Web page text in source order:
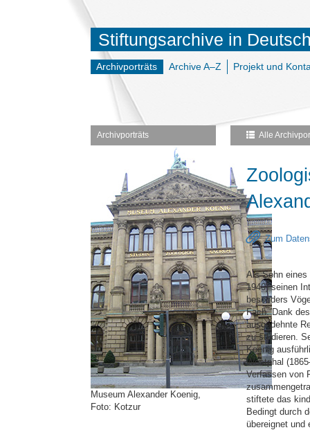
Stiftungsarchive in
Archivporträts Archive A–Z Projekt und
Archivporträts
Museum Alexander Koenig,
Foto: Kotzur
Alle
Zum
Als Sohn eines
1940) seinen
besonders
Fach. Dank
ausgedehnte
zu studieren.
Koenig
Westphal
Verfassen von
stiftete das
Bedingt durch
übereignet und